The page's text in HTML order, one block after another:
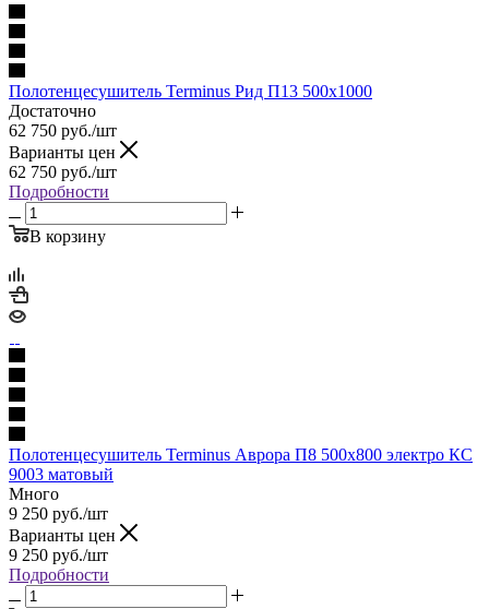
Полотенцесушитель Terminus Рид П13 500х1000
Достаточно
62 750 руб./шт
Варианты цен
62 750 руб./шт
Подробности
В корзину
Полотенцесушитель Terminus Аврора П8 500х800 электро КС
9003 матовый
Много
9 250 руб./шт
Варианты цен
9 250 руб./шт
Подробности